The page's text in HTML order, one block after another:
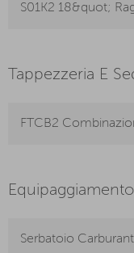
S01K2 18&quot;
Tappezzeria E
FTCB2
Serbatoio